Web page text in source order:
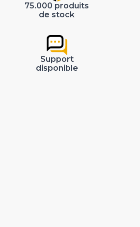
75.000 produits
de stock
Support
disponible